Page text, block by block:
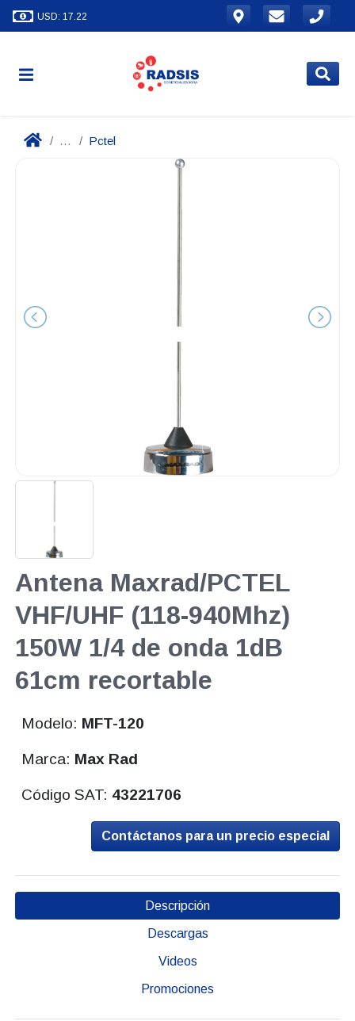
USD: 17.22
... Pctel
Antena Maxrad/PCTEL
VHF/UHF (118-940Mhz)
150W 1/4 de onda 1dB
61cm recortable
Modelo: MFT-120
Marca: Max Rad
Código SAT: 43221706
Contáctanos para un precio especial
Descripción
Descargas
Videos
Promociones